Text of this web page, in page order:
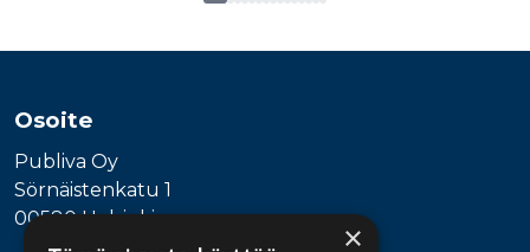
Osoite
Publiva Oy
Sörnäistenkatu 1
00580 Helsinki
×